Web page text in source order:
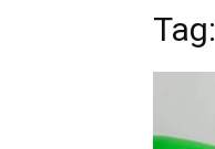
Tag: